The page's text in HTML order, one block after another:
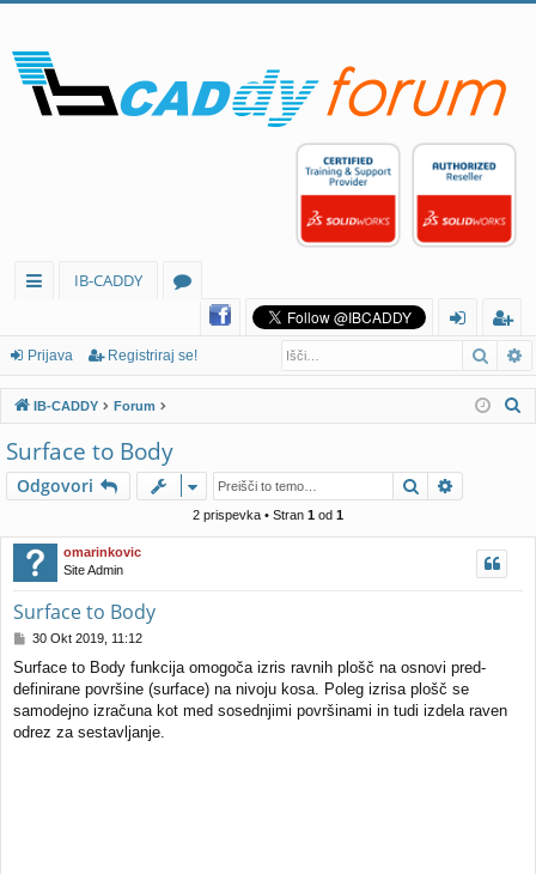
e
p
ov
ez
av
e
IB-CADDY
u
mi
av
a
eg
ist
rir
!
Prijava Registriraj se!
IB-CADDY Forum
j
Surface to Body
Odgovori Iskanje
2 prispevka • Stran 1 od 1
omarinkovic
Site Admin
Surface to Body
O
g
o
v
o
30 Okt 2019, 11:12
Surface to Body funkcija omogoča izris ravnih plošč na osnovi pred-
definirane površine (surface) na nivoju kosa. Poleg izrisa plošč se
samodejno izračuna kot med sosednjimi površinami in tudi izdela raven
odrez za sestavljanje.